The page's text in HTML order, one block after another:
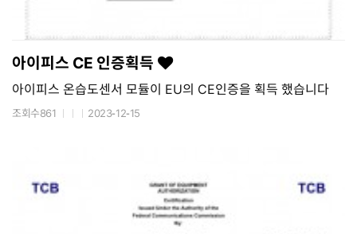
아이피스 CE 인증획득
아이피스 온습도센서 모듈이 EU의 CE인증을 획득 했습니다
조회수861 2023-12-15